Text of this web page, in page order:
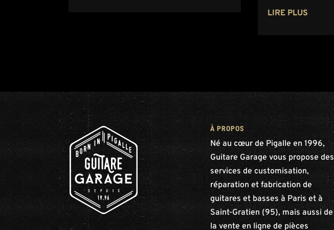
LIRE PLUS
À PROPOS
Né au cœur de Pigalle en 1996,
Guitare Garage vous propose des
services de customisation,
réparation et fabrication de
guitares et basses à Paris et à
Saint-Gratien (95), mais aussi de
la vente en ligne de pièces